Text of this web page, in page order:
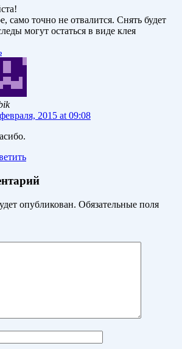
само точно не отвалится. Снять будет
могут остаться в виде клея
2015 at 09:08
опубликован. Обязательные поля